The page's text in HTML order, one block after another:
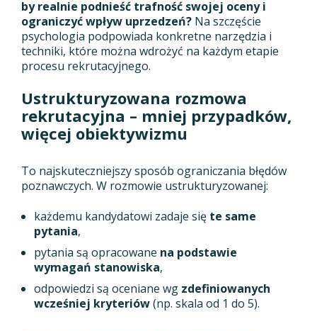
by realnie podnieść trafność swojej oceny i
ograniczyć wpływ uprzedzeń? Na szczęście
psychologia podpowiada konkretne narzędzia i
techniki, które można wdrożyć na każdym etapie
procesu rekrutacyjnego.
Ustrukturyzowana rozmowa
rekrutacyjna – mniej przypadków,
więcej obiektywizmu
To najskuteczniejszy sposób ograniczania błędów
poznawczych. W rozmowie ustrukturyzowanej:
każdemu kandydatowi zadaje się te same
pytania,
pytania są opracowane na podstawie
wymagań stanowiska,
odpowiedzi są oceniane wg zdefiniowanych
wcześniej kryteriów(np. skala od 1 do 5).